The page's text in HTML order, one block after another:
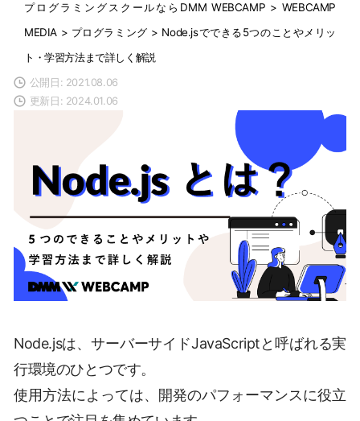
プログラミングスクールならDMM WEBCAMP > WEBCAMP
MEDIA > プログラミング > Node.jsでできる5つのことやメリッ
ト・学習方法まで詳しく解説
公開日: 2021.08.06
更新日: 2024.01.06
Node.jsは、サーバーサイドJavaScriptと呼ばれる実
行環境のひとつです。
使用方法によっては、開発のパフォーマンスに役立